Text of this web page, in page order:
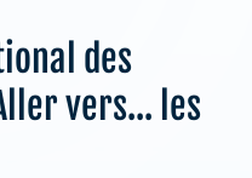
des
vers... les